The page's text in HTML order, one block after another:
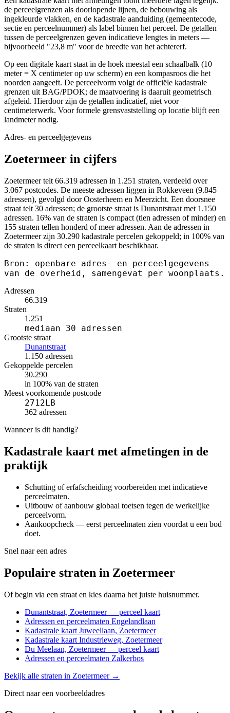
de perceelgrenzen als doorlopende lijnen, de bebouwing als
ingekleurde vlakken, en de kadastrale aanduiding (gemeentecode,
sectie en perceelnummer) als label binnen het perceel. De getallen
tussen de perceelgrenzen geven indicatieve lengtes in meters —
bijvoorbeeld "23,8 m" voor de breedte van het achtererf.
Op een digitale kaart staat in de hoek meestal een schaalbalk (10
meter = X centimeter op uw scherm) en een kompasroos die het
noorden aangeeft. De perceelvorm volgt de officiële kadastrale
grenzen uit BAG/PDOK; de maatvoering is daaruit geometrisch
afgeleid. Hierdoor zijn de getallen indicatief, niet voor
centimeterwerk. Voor formele grensvaststelling op locatie blijft een
landmeter nodig.
Adres- en perceelgegevens
Zoetermeer in cijfers
Zoetermeer telt 66.319 adressen in 1.251 straten, verdeeld over
3.067 postcodes. De meeste adressen liggen in Rokkeveen (9.845
adressen), gevolgd door Oosterheem en Meerzicht. Een doorsnee
straat telt 30 adressen; de grootste straat is Dunantstraat met 1.150
adressen. 16% van de straten is compact (tien adressen of minder) en
155 straten tellen honderd of meer adressen. Aan de adressen in
Zoetermeer zijn 30.290 kadastrale percelen gekoppeld; in 100% van
de straten is direct een perceelkaart beschikbaar.
Bron: openbare adres- en perceelgegevens
van de overheid, samengevat per woonplaats.
Adressen
66.319
Straten
1.251
mediaan 30 adressen
Grootste straat
Dunantstraat
1.150 adressen
Gekoppelde percelen
30.290
in 100% van de straten
Meest voorkomende postcode
2712LB
362 adressen
Wanneer is dit handig?
Kadastrale kaart met afmetingen in de
praktijk
Schutting of erfafscheiding voorbereiden met indicatieve
perceelmaten.
Uitbouw of aanbouw globaal toetsen tegen de werkelijke
perceelvorm.
Aankoopcheck — eerst perceelmaten zien voordat u een bod
doet.
Snel naar een adres
Populaire straten in Zoetermeer
Of begin via een straat en kies daarna het juiste huisnummer.
Dunantstraat, Zoetermeer — perceel kaart
Adressen en perceelmaten Engelandlaan
Kadastrale kaart Juweellaan, Zoetermeer
Kadastrale kaart Industrieweg, Zoetermeer
Du Meelaan, Zoetermeer — perceel kaart
Adressen en perceelmaten Zalkerbos
Bekijk alle straten in Zoetermeer →
Direct naar een voorbeeldadres